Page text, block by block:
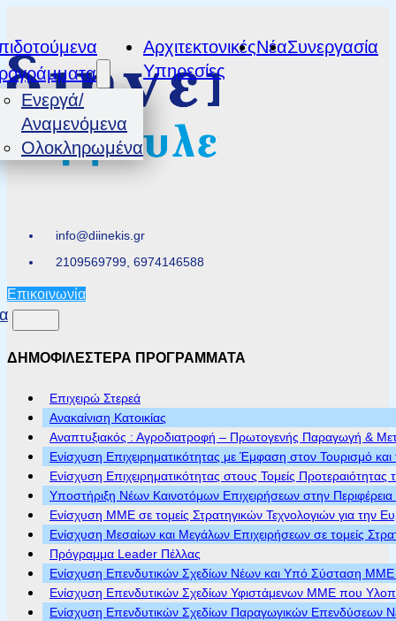
info@diinekis.gr
2109569799, 6974146588
Επικοινωνία
Ενεργά/
Αναμενόμενα
Ολοκληρωμένα
Αρχιτεκτονικές
Υπηρεσίες
ΝέαΣυνεργασία
ΔΗΜΟΦΙΛΕΣΤΕΡΑ ΠΡΟΓΡΑΜΜΑΤΑ
Επιχειρώ Στερεά
Ανακαίνιση Κατοικίας
Αναπτυξιακός : Αγροδιατροφή – Πρωτογενής Παραγωγή &
Ενίσχυση Επιχειρηματικότητας με Έμφαση στον Τουρισμό
Ενίσχυση Επιχειρηματικότητας στους Τομείς Προτεραιότητας
Υποστήριξη Νέων Καινοτόμων Επιχειρήσεων στην
Ενίσχυση ΜΜΕ σε τομείς Στρατηγικών Τεχνολογιών για την
Ενίσχυση Μεσαίων και Μεγάλων Επιχειρήσεων σε τομείς
Πρόγραμμα Leader Πέλλας
Ενίσχυση Επενδυτικών Σχεδίων Νέων και Υπό Σύσταση ΜΜΕ
Ενίσχυση Επενδυτικών Σχεδίων Υφιστάμενων ΜΜΕ που
Ενίσχυση Επενδυτικών Σχεδίων Παραγωγικών Επενδύσεων